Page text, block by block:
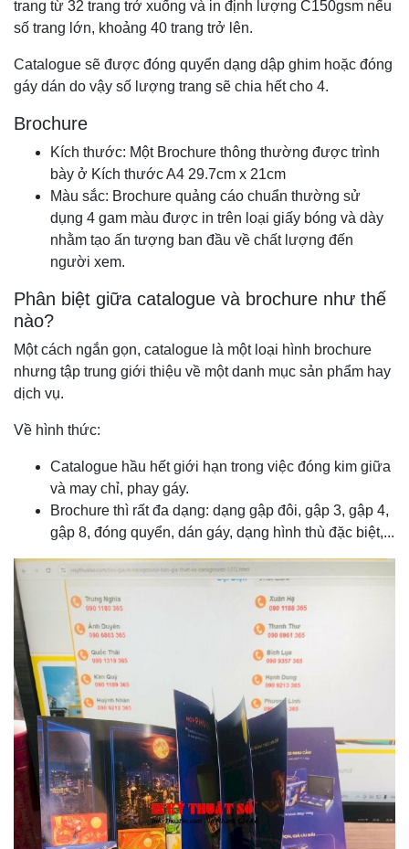
trang từ 32 trang trở xuống và in định lượng C150gsm nếu
số trang lớn, khoảng 40 trang trở lên.
Catalogue sẽ được đóng quyển dạng dập ghim hoặc đóng
gáy dán do vậy số lượng trang sẽ chia hết cho 4.
Brochure
Kích thước: Một Brochure thông thường được trình
bày ở Kích thước A4 29.7cm x 21cm
Màu sắc: Brochure quảng cáo chuẩn thường sử
dụng 4 gam màu được in trên loại giấy bóng và dày
nhằm tạo ấn tượng ban đầu về chất lượng đến
người xem.
Phân biệt giữa catalogue và brochure như thế
nào?
Một cách ngắn gọn, catalogue là một loại hình brochure
nhưng tập trung giới thiệu về một danh mục sản phẩm hay
dịch vụ.
Về hình thức:
Catalogue hầu hết giới hạn trong việc đóng kim giữa
và may chỉ, phay gáy.
Brochure thì rất đa dạng: dạng gập đôi, gập 3, gập 4,
gập 8, đóng quyển, dán gáy, dạng hình thù đặc biệt,...